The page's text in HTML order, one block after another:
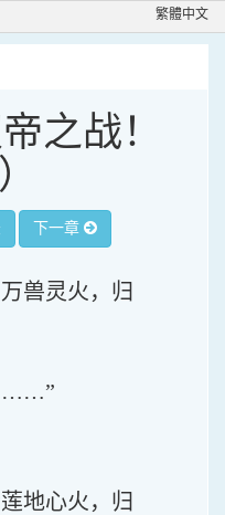
繁體中文
之战！
下一章
兽灵火，归
……”
地心火，归